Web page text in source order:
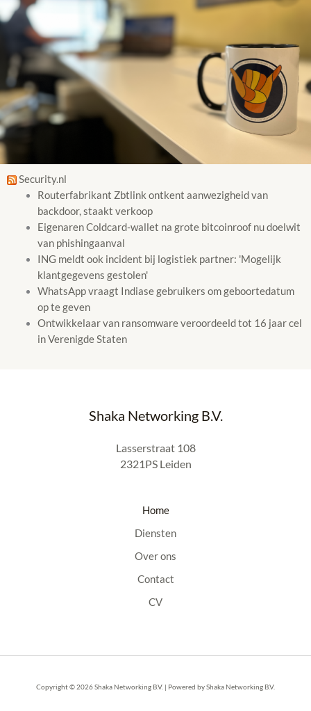
Security.nl
Routerfabrikant Zbtlink ontkent aanwezigheid van
backdoor, staakt verkoop
Eigenaren Coldcard-wallet na grote bitcoinroof nu doelwit
van phishingaanval
ING meldt ook incident bij logistiek partner: 'Mogelijk
klantgegevens gestolen'
WhatsApp vraagt Indiase gebruikers om geboortedatum
op te geven
Ontwikkelaar van ransomware veroordeeld tot 16 jaar cel
in Verenigde Staten
Shaka Networking B.V.
Lasserstraat 108
2321PS Leiden
Home
Diensten
Over ons
Contact
CV
Copyright © 2026 Shaka Networking B.V. | Powered by Shaka Networking B.V.